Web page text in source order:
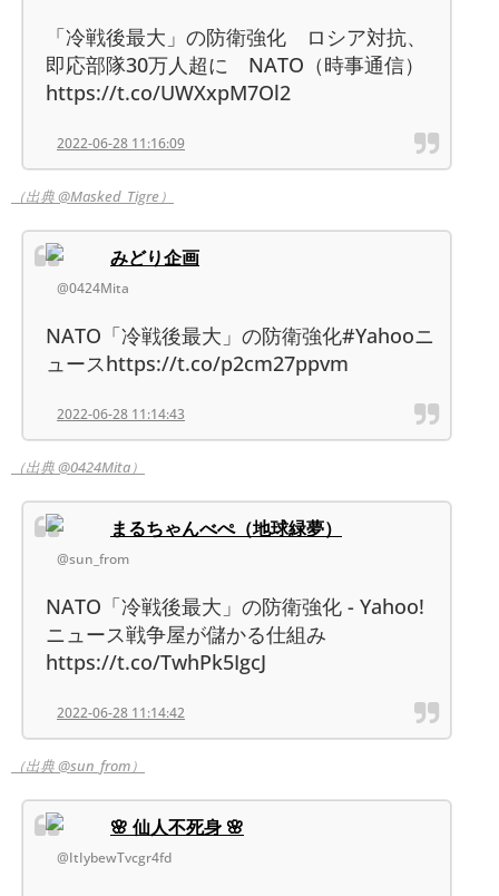
「冷戦後最大」の防衛強化 ロシア対抗、
即応部隊30万人超に NATO（時事通信）
https://t.co/UWXxpM7Ol2
2022-06-28 11:16:09
（出典 @Masked_Tigre）
みどり企画
@0424Mita
NATO「冷戦後最大」の防衛強化#Yahooニ
ュースhttps://t.co/p2cm27ppvm
2022-06-28 11:14:43
（出典 @0424Mita）
まるちゃんべぺ（地球緑夢）
@sun_from
NATO「冷戦後最大」の防衛強化 - Yahoo!
ニュース戦争屋が儲かる仕組み
https://t.co/TwhPk5IgcJ
2022-06-28 11:14:42
（出典 @sun_from）
🌸 仙人不死身 🌸
@ItIybewTvcgr4fd